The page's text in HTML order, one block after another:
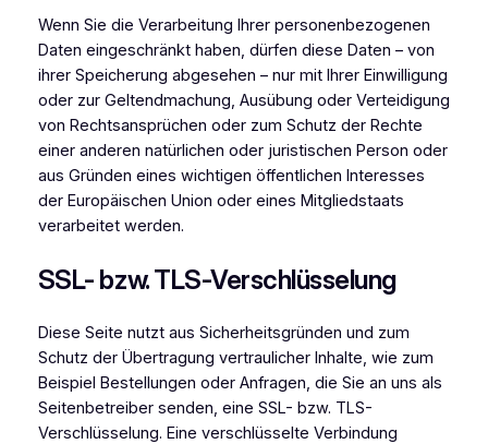
Wenn Sie die Verarbeitung Ihrer personenbezogenen
Daten eingeschränkt haben, dürfen diese Daten – von
ihrer Speicherung abgesehen – nur mit Ihrer Einwilligung
oder zur Geltendmachung, Ausübung oder Verteidigung
von Rechtsansprüchen oder zum Schutz der Rechte
einer anderen natürlichen oder juristischen Person oder
aus Gründen eines wichtigen öffentlichen Interesses
der Europäischen Union oder eines Mitgliedstaats
verarbeitet werden.
SSL- bzw. TLS-Verschlüsselung
Diese Seite nutzt aus Sicherheitsgründen und zum
Schutz der Übertragung vertraulicher Inhalte, wie zum
Beispiel Bestellungen oder Anfragen, die Sie an uns als
Seitenbetreiber senden, eine SSL- bzw. TLS-
Verschlüsselung. Eine verschlüsselte Verbindung